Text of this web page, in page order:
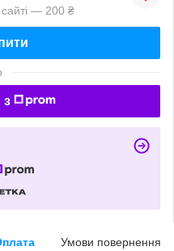
— 200 ₴
з
Умови повернення